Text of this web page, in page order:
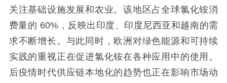
关注基础设施发展和农业。该地区占全球氯化铵消
费量的 60%，反映出印度、印度尼西亚和越南的需
求不断增长。与此同时，欧洲对绿色能源和可持续
实践的重视正在促进氯化铵在各种应用中的使用。
后疫情时代供应链本地化的趋势也正在影响市场动